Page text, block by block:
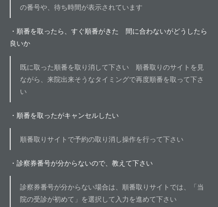
の番号や、待ち時間が表示されています
・順番を取ったら、すぐ順番がきた 間に合わないがどうしたら
良いか
既に取った順番を取り消して下さい 順番取りのサイトを見
ながら、来院出来そうなタイミングで再度順番を取って下さ
い
・順番を取ったがキャンセルしたい
順番取りサイトで予約の取り消し操作を行って下さい
・診察券番号が分からないので、教えて下さい
診察券番号が分からない場合は、順番取りサイトでは、「当
院の受診が初めて」を選択して入力を進めて下さい